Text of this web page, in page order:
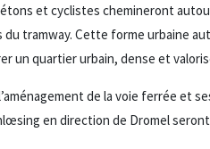
et cyclistes chemineront
du tramway. Cette forme urbaine
un quartier urbain, dense et
de la voie ferrée et
en direction de Dromel